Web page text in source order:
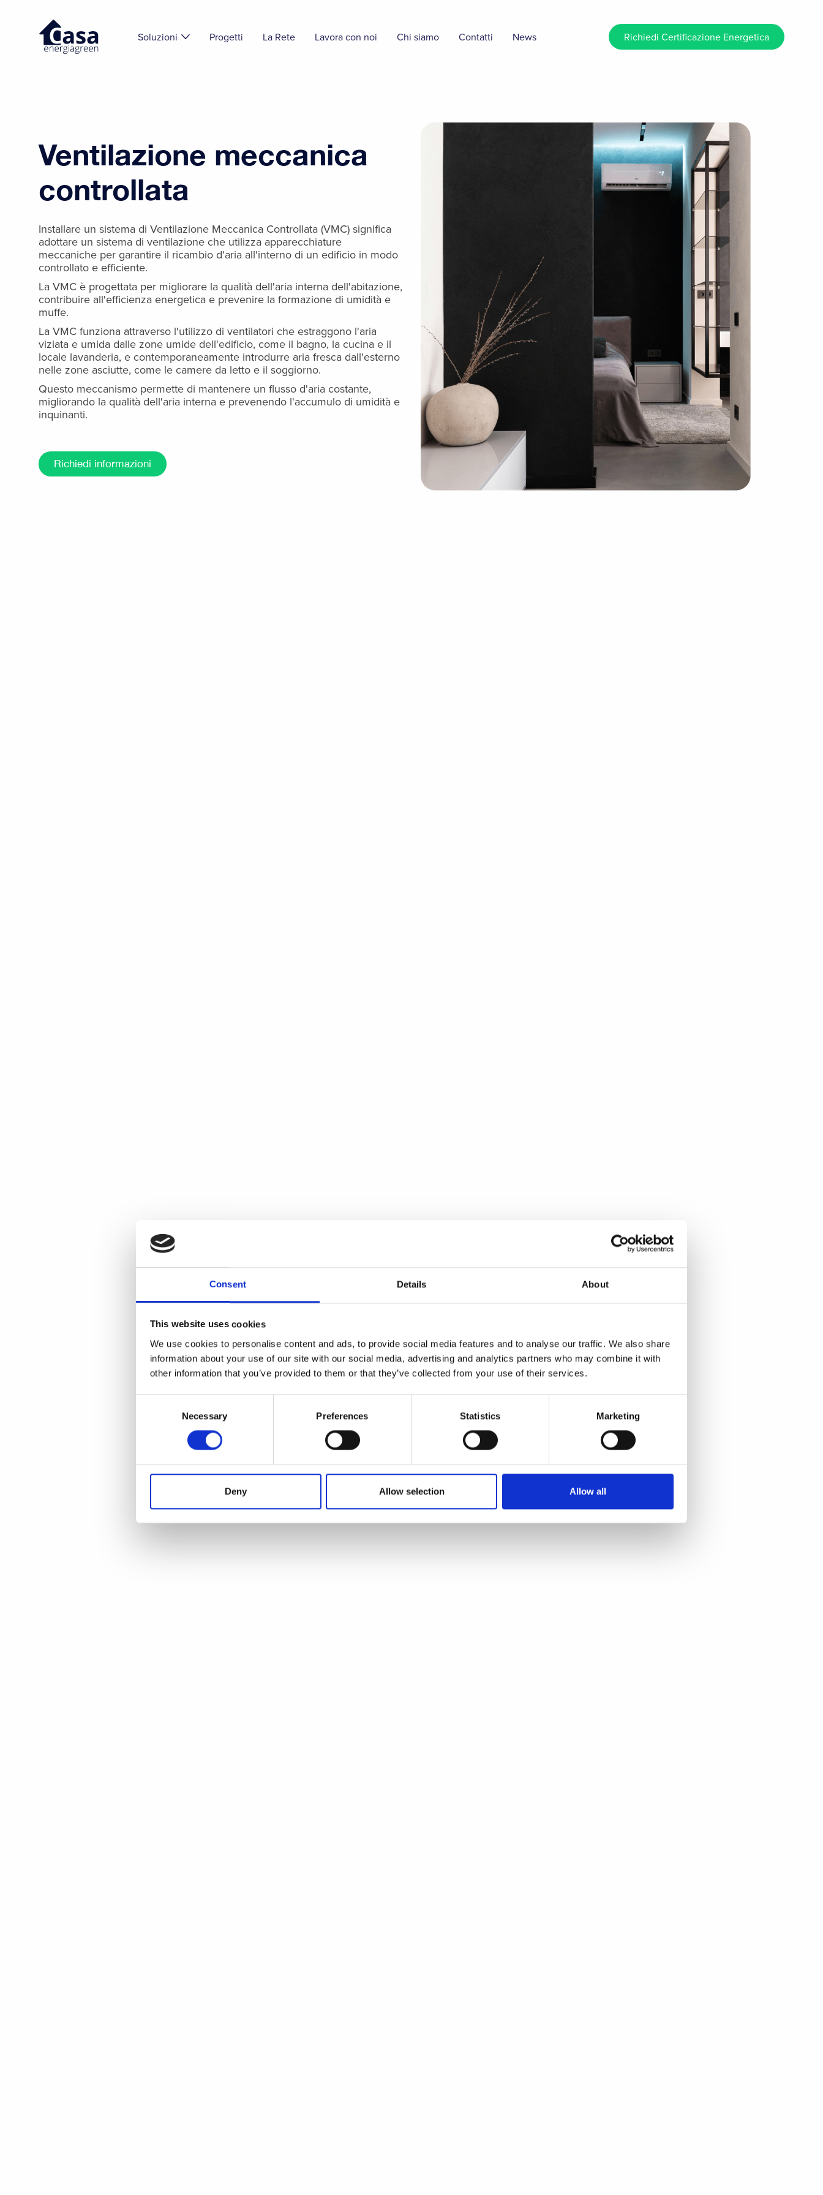
Consent Details About
This website uses cookies
We use cookies to personalise content and ads, to provide social media features and to analyse our traffic. We also share
information about your use of our site with our social media, advertising and analytics partners who may combine it with
other information that you’ve provided to them or that they’ve collected from your use of their services.
Necessary Preferences Statistics Marketing
Deny Allow selection Allow all
Soluzioni Progetti La Rete Lavora con noi Chi siamo Contatti News Richiedi Certificazione Energetica
Ventilazione meccanica
controllata
Installare un sistema di Ventilazione Meccanica Controllata (VMC) significa
adottare un sistema di ventilazione che utilizza apparecchiature
meccaniche per garantire il ricambio d'aria all'interno di un edificio in modo
controllato e efficiente.
La VMC è progettata per migliorare la qualità dell'aria interna dell'abitazione,
contribuire all'efficienza energetica e prevenire la formazione di umidità e
muffe.
La VMC funziona attraverso l'utilizzo di ventilatori che estraggono l'aria
viziata e umida dalle zone umide dell'edificio, come il bagno, la cucina e il
locale lavanderia, e contemporaneamente introdurre aria fresca dall'esterno
nelle zone asciutte, come le camere da letto e il soggiorno.
Questo meccanismo permette di mantenere un flusso d'aria costante,
migliorando la qualità dell'aria interna e prevenendo l'accumulo di umidità e
inquinanti.
Richiedi informazioni